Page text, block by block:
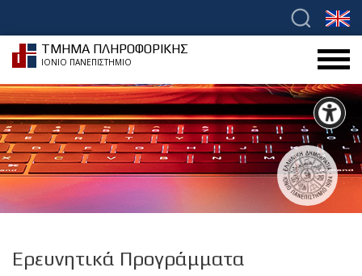
ΤΜΗΜΑ ΠΛΗΡΟΦΟΡΙΚΗΣ
ΙΟΝΙΟ ΠΑΝΕΠΙΣΤΗΜΙΟ
Ερευνητικά Προγράμματα